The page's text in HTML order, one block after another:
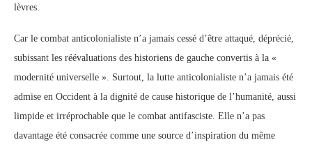
lèvres.
Car le combat anticolonialiste n’a jamais cessé d’être attaqué, déprécié,
subissant les réévaluations des historiens de gauche convertis à la «
modernité universelle ». Surtout, la lutte anticolonialiste n’a jamais été
admise en Occident à la dignité de cause historique de l’humanité, aussi
limpide et irréprochable que le combat antifasciste. Elle n’a pas
davantage été consacrée comme une source d’inspiration du même